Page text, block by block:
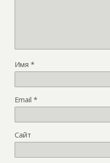
Имя *
Email *
Сайт